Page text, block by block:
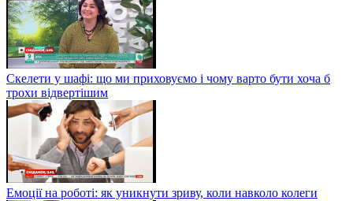
Скелети у шафі: що ми приховуємо і чому варто бути хоча б
трохи відвертішим
Емоції на роботі: як уникнути зриву, коли навколо колеги